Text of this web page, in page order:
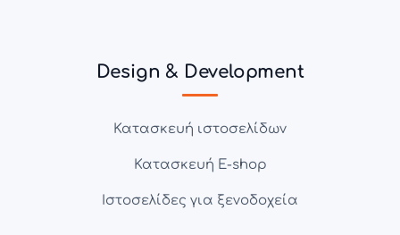
Design & Development
Κατασκευή ιστοσελίδων
Κατασκευή E-shop
Ιστοσελίδες για ξενοδοχεία